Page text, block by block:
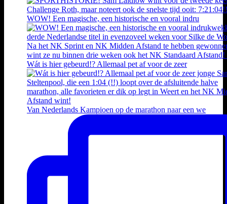
WOW! Een magische, een historische en vooral indru
Wát is hier gebeurd!? Allemaal pet af voor de zeer
Van Nederlands Kampioen op de marathon naar een we